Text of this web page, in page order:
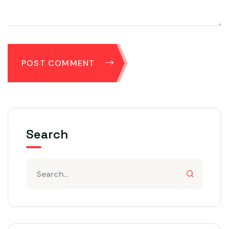
POST COMMENT
Search